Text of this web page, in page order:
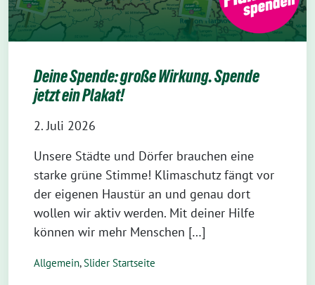
Deine Spende: große Wirkung. Spende
jetzt ein Plakat!
2. Juli 2026
Unsere Städte und Dörfer brauchen eine
starke grüne Stimme! Klimaschutz fängt vor
der eigenen Haustür an und genau dort
wollen wir aktiv werden. Mit deiner Hilfe
können wir mehr Menschen […]
Allgemein,Slider Startseite